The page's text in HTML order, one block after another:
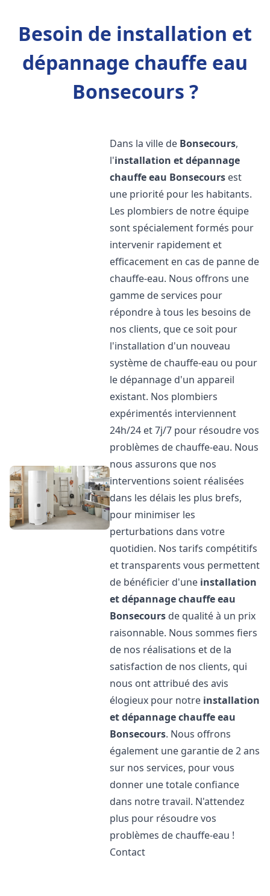
Besoin de installation et
dépannage chauffe eau
Bonsecours ?
Dans la ville de Bonsecours,
l'installation et dépannage
chauffe eau Bonsecours est
une priorité pour les habitants.
Les plombiers de notre équipe
sont spécialement formés pour
intervenir rapidement et
efficacement en cas de panne de
chauffe-eau. Nous offrons une
gamme de services pour
répondre à tous les besoins de
nos clients, que ce soit pour
l'installation d'un nouveau
système de chauffe-eau ou pour
le dépannage d'un appareil
existant. Nos plombiers
expérimentés interviennent
24h/24 et 7j/7 pour résoudre vos
problèmes de chauffe-eau. Nous
nous assurons que nos
interventions soient réalisées
dans les délais les plus brefs,
pour minimiser les
perturbations dans votre
quotidien. Nos tarifs compétitifs
et transparents vous permettent
de bénéficier d'une installation
et dépannage chauffe eau
Bonsecours de qualité à un prix
raisonnable. Nous sommes fiers
de nos réalisations et de la
satisfaction de nos clients, qui
nous ont attribué des avis
élogieux pour notre installation
et dépannage chauffe eau
Bonsecours. Nous offrons
également une garantie de 2 ans
sur nos services, pour vous
donner une totale confiance
dans notre travail. N'attendez
plus pour résoudre vos
problèmes de chauffe-eau !
Contact